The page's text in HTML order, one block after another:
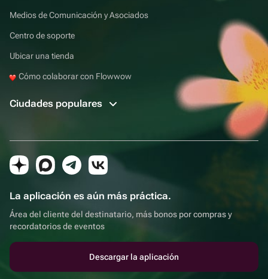
Medios de Comunicación y Asociados
Centro de soporte
Ubicar una tienda
Cómo colaborar con Flowwow
Ciudades populares
La aplicación es aún más práctica.
Área del cliente del destinatario, más bonos por compras y
recordatorios de eventos
Descargar la aplicación